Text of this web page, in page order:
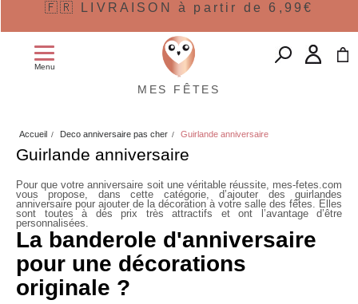
🇫🇷 LIVRAISON à partir de 6,99€
Menu
MES FÊTES
Accueil Deco anniversaire pas cher Guirlande anniversaire
Guirlande anniversaire
Pour que votre anniversaire soit une véritable réussite, mes-fetes.com
vous propose, dans cette catégorie, d’ajouter des guirlandes
anniversaire pour ajouter de la décoration à votre salle des fêtes. Elles
sont toutes à des prix très attractifs et ont l’avantage d’être
personnalisées.
La banderole d'anniversaire
pour une décorations
originale ?